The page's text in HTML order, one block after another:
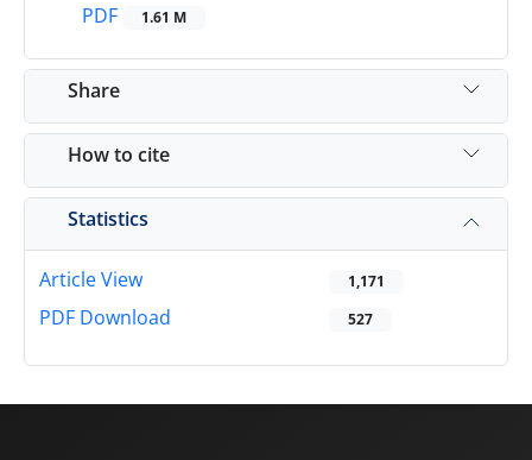
PDF
1.61 M
Share
How to cite
Statistics
Article View 1,171
PDF Download 527